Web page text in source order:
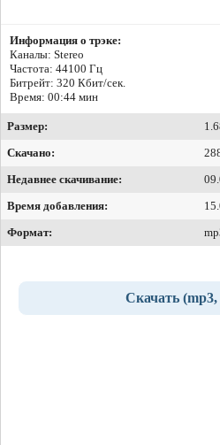
Информация о трэке:
Каналы: Stereo
Частота: 44100 Гц
Битрейт: 320 Кбит/сек.
Время: 00:44 мин
Размер:
Скачано:
Недавнее скачивание:
Время добавления:
Формат:
Скачать